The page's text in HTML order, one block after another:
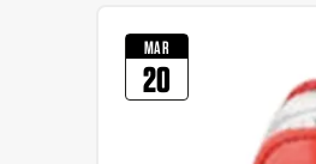
MAR
20